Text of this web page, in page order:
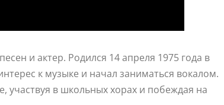
и актер. Родился 14 апреля 1975 года в
к музыке и начал заниматься вокалом.
участвуя в школьных хорах и побеждая на